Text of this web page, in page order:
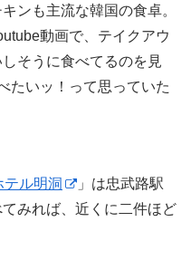
ンも主流な韓国の食卓。
動画で、テイクアウ
そうに食べてるのを見
たいッ！って思っていた
テル明洞
」は忠武路駅
みれば、近くに二件ほど